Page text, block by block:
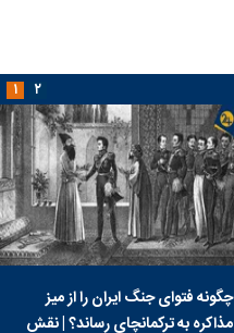
چگونه فتوای جنگ ایران را از میز
مذاکره به ترکمانچای رساند؟ | نقش
۱ ۲